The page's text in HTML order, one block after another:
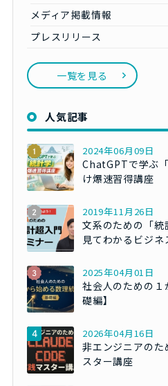
メディア掲載情報
プレスリリース
一覧を見る
人気記事
2024年06月09日
ChatGPTで学ぶ
け爆速習得講座
2019年11月26日
文系のための「
見てわかるビジ
2025年04月01日
社会人のための
礎編】
2026年04月16日
非エンジニアの
スター講座